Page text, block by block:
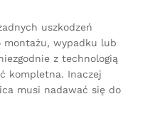
uszkodzeń
montażu, wypadku lub
z technologią
kompletna. Inaczej
musi nadawać się do